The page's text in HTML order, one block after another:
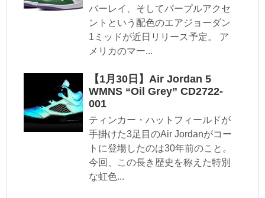
バーレイ、そしてパープルアクセ
ントという配色のエアジョーダン
1ミッドが近日リリース予定。 ア
メリカのマー...
【1月30日】Air Jordan 5
WMNS “Oil Grey” CD2722-
001
ティンカー・ハットフィールドが
手掛けた3足目のAir Jordanがコー
トに登場したのは30年前のこと。
今回、この長き歴史を称えた特別
な虹色...